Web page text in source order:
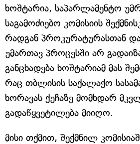
ხოშტარია, საპარლამენტო
საგამოძიებო კომისიის
რადგან პროკურატურასთან
უმართავ პროცესში არ
განცხადება ხოშტარიამ მას
რაც თბლისის საქალაქო
ხორავას ქუჩაზე მომხდარ
გადაწყვეტილება მიიღო.
მისი თქმით, შექმნილ